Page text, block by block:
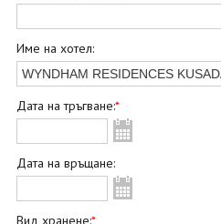
Име на хотел:
Дата на тръгване:*
Дата на връщане:
Вид хранене:*